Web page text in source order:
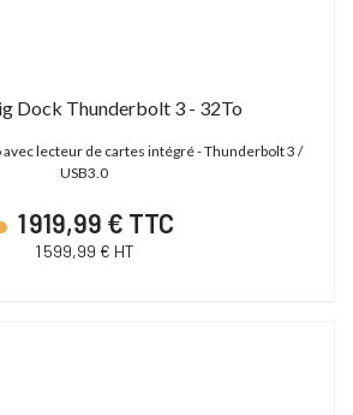
Dock Thunderbolt 3 - 32To
avec lecteur de cartes intégré - Thunderbolt 3 /
USB3.0
1 919,99 € TTC
1 599,99 € HT